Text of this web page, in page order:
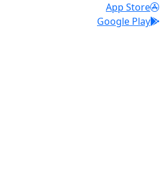
App Store
Google Play